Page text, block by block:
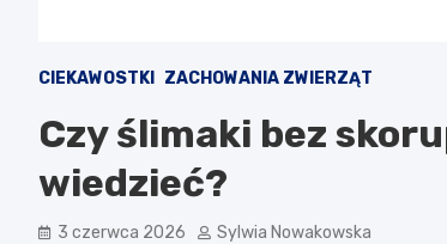
CIEKAWOSTKI ZACHOWANIA ZWIERZĄT
Czy ślimaki bez
wiedzieć?
3 czerwca 2026 Sylwia Nowakowska